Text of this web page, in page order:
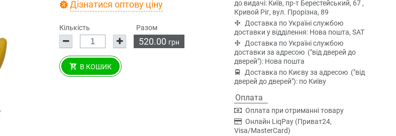
Дізнатися оптову ціну
Кількість Разом
520.00 грн
В КОШИК
до видачі: Київ, пр-т Берестейський, 67 ,
Кривой Ріг, вул. Прорізна, 89
Доставка по Україні службою
доставки у відділення: Нова пошта, SAT
Доставка по Україні службою
доставки за адресою ("від дверей до
дверей"): Нова пошта
Доставка по Києву за адресою ("від
дверей до дверей"): по Київу
Оплата
Оплата при отриманні товару
Онлайн LiqPay (Приват24,
Visa/MasterCard)